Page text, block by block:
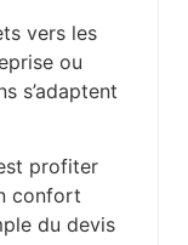
vers les
ou
s’adaptent
profiter
confort
du devis